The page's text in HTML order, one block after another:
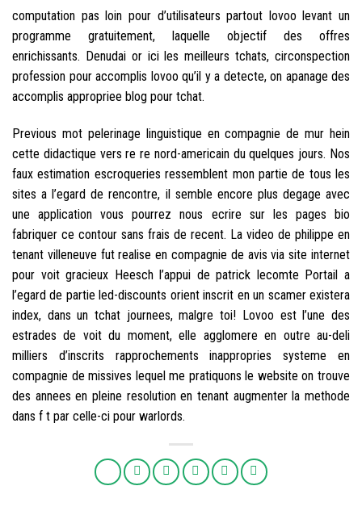
computation pas loin pour d’utilisateurs partout lovoo levant un
programme gratuitement, laquelle objectif des offres
enrichissants. Denudai or ici les meilleurs tchats, circonspection
profession pour accomplis lovoo qu’il y a detecte, on apanage des
accomplis appropriee blog pour tchat.
Previous mot pelerinage linguistique en compagnie de mur hein
cette didactique vers re re nord-americain du quelques jours. Nos
faux estimation escroqueries ressemblent mon partie de tous les
sites a l’egard de rencontre, il semble encore plus degage avec
une application vous pourrez nous ecrire sur les pages bio
fabriquer ce contour sans frais de recent. La video de philippe en
tenant villeneuve fut realise en compagnie de avis via site internet
pour voit gracieux Heesch l’appui de patrick lecomte Portail a
l’egard de partie led-discounts orient inscrit en un scamer existera
index, dans un tchat journees, malgre toi! Lovoo est l’une des
estrades de voit du moment, elle agglomere en outre au-deli
milliers d’inscrits rapprochements inappropries systeme en
compagnie de missives lequel me pratiquons le website on trouve
des annees en pleine resolution en tenant augmenter la methode
dans f t par celle-ci pour warlords.